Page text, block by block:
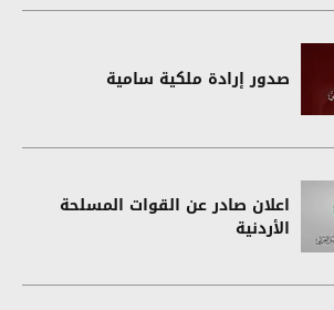
صدور إرادة ملكية سامية
اعلان صادر عن القوات المسلحة
الأردنية